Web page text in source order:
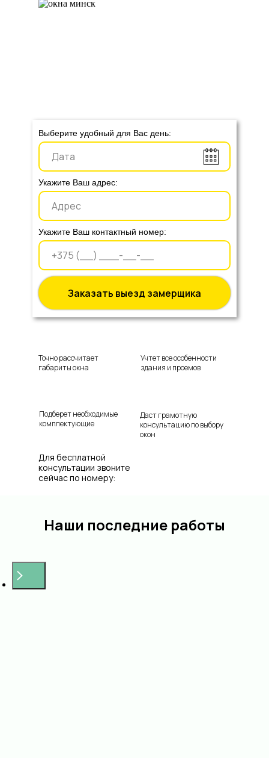
Выберите удобный для Вас день:
Укажите Ваш адрес:
Укажите Ваш контактный номер:
Заказать выезд замерщика
Точно рассчитает
габариты окна
Подберет необходимые
комплектующие
Учтет все особенности
здания и проемов
Для бесплатной
консультации звоните
сейчас по номеру:
Даст грамотную
консультацию по выбору
окон
Наши последние работы